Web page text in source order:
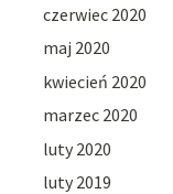
czerwiec 2020
maj 2020
kwiecień 2020
marzec 2020
luty 2020
luty 2019